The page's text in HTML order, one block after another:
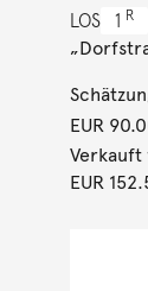
LOS 1 R
EUR
Verkauft
EUR